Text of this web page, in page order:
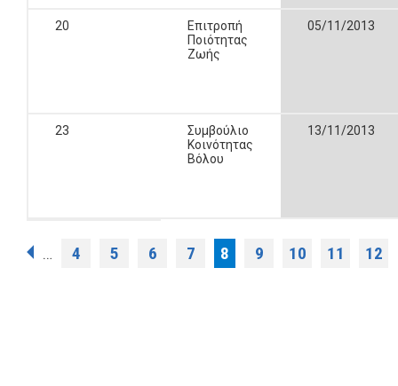
20
Επιτροπή
Ποιότητας
Ζωής
05/11/2013
23
Συμβούλιο
Κοινότητας
Βόλου
13/11/2013
Σελίδες
… 4 5 6 7 8 9 10 11 12